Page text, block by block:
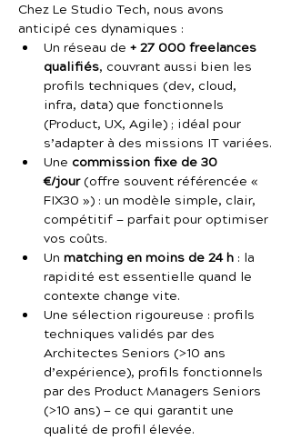
Chez Le Studio Tech, nous avons
anticipé ces dynamiques :
Un réseau de + 27 000 freelances
qualifiés, couvrant aussi bien les
profils techniques (dev, cloud,
infra, data) que fonctionnels
(Product, UX, Agile) ; idéal pour
s’adapter à des missions IT variées.
Une commission fixe de 30
€/jour (offre souvent référencée «
FIX30 ») : un modèle simple, clair,
compétitif — parfait pour optimiser
vos coûts.
Un matching en moins de 24 h : la
rapidité est essentielle quand le
contexte change vite.
Une sélection rigoureuse : profils
techniques validés par des
Architectes Seniors (>10 ans
d’expérience), profils fonctionnels
par des Product Managers Seniors
(>10 ans) — ce qui garantit une
qualité de profil élevée.